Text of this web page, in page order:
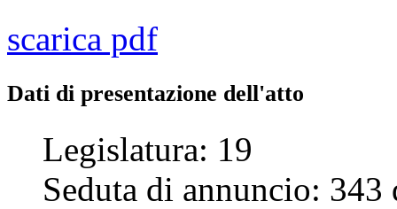
scarica pdf
Dati di presentazione dell'atto
Legislatura: 19
Seduta di annuncio: 343